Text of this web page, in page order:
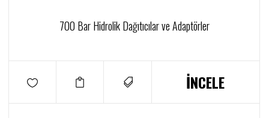
700 Bar Hidrolik Dağıtıcılar ve Adaptörler
İNCELE